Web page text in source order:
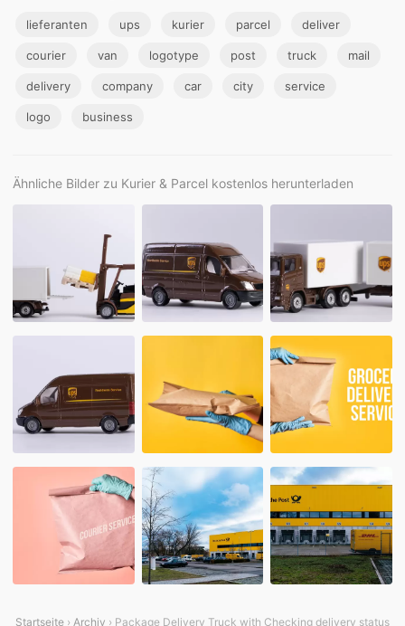
lieferanten ups kurier parcel deliver
courier van logotype post truck mail
delivery company car city service
logo business
Ähnliche Bilder zu Kurier & Parcel kostenlos herunterladen
Startseite › Archiv › Package Delivery Truck with Checking delivery status